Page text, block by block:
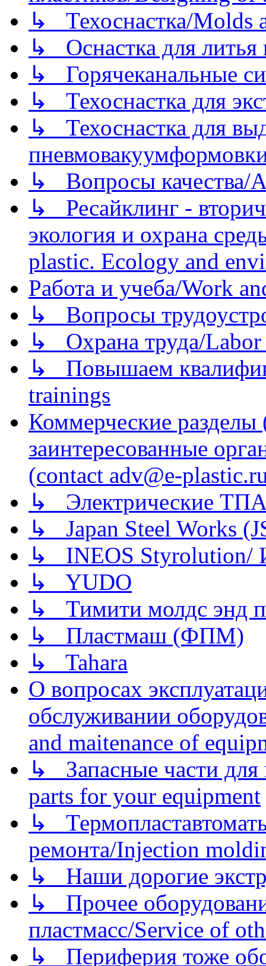
↳ Техоснастка/Molds
↳ Оснастка для литья
↳ Горячеканальные
↳ Техоснастка для
↳ Техоснастка для
↳ Вопросы качества/
↳ Ресайклинг -
экология и охрана
plastic. Ecology and
Работа и учеба/Work
↳ Вопросы
↳ Охрана труда/Labor
↳ Повышаем
trainings
Коммерческие
заинтересованные
(contact adv@e-
↳ Электрические
↳ Japan Steel Works
↳ INEOS
↳ YUDO
↳ Тимити молдс энд
↳ Пластмаш (ФПМ)
↳ Tahara
О вопросах
обслуживании
and maitenance of
↳ Запасные части для
parts for your equipment
↳
ремонта/Injection
↳ Наши дорогие
↳ Прочее
пластмасс/Service of
↳ Периферия тоже